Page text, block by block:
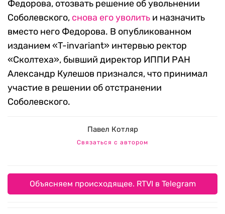
Федорова, отозвать решение об увольнении
Соболевского, снова его уволить и назначить
вместо него Федорова. В опубликованном
изданием «T-invariant» интервью ректор
«Сколтеха», бывший директор ИППИ РАН
Александр Кулешов признался, что принимал
участие в решении об отстранении
Соболевского.
Павел Котляр
Связаться с автором
Объясняем происходящее. RTVI в Telegram